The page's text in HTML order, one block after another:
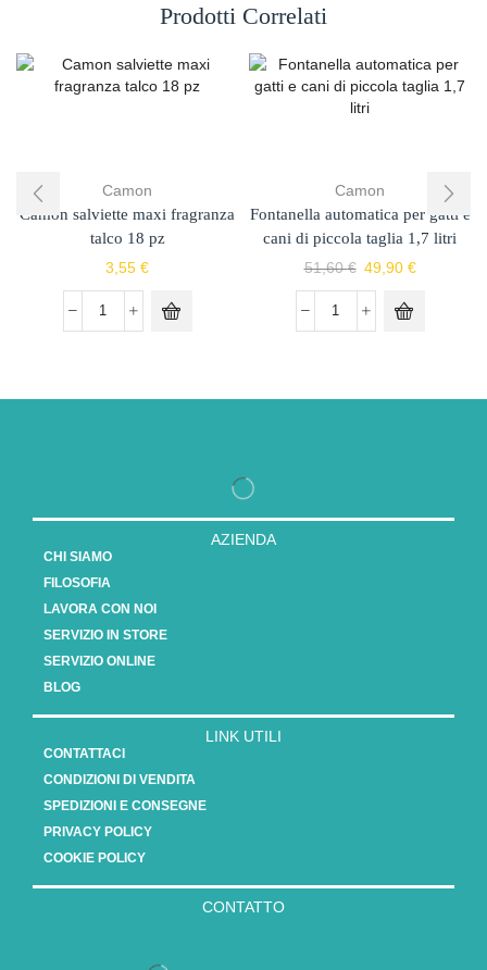
Prodotti Correlati
Camon
Camon salviette maxi fragranza
talco 18 pz
3,55 €
Camon
Fontanella automatica per gatti e
cani di piccola taglia 1,7 litri
51,60€ 49,90 €
AZIENDA
CHI SIAMO
FILOSOFIA
LAVORA CON NOI
SERVIZIO IN STORE
SERVIZIO ONLINE
BLOG
LINK UTILI
CONTATTACI
CONDIZIONI DI VENDITA
SPEDIZIONI E CONSEGNE
PRIVACY POLICY
COOKIE POLICY
CONTATTO